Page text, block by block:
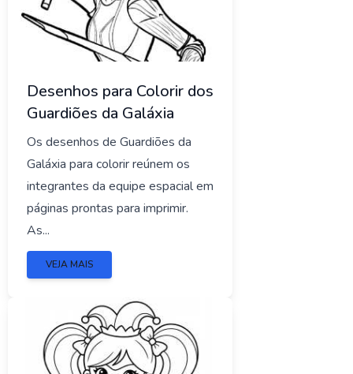
Desenhos para Colorir dos
Guardiões da Galáxia
Os desenhos de Guardiões da
Galáxia para colorir reúnem os
integrantes da equipe espacial em
páginas prontas para imprimir.
As...
VEJA MAIS